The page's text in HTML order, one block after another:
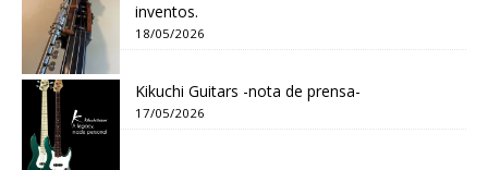
inventos.
18/05/2026
Kikuchi Guitars -nota de prensa-
17/05/2026